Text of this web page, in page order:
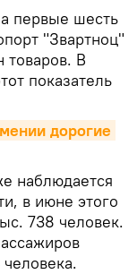
первые шесть
"Звартноц"
товаров. В
показатель
дорогие
наблюдается
в июне этого
738 человек.